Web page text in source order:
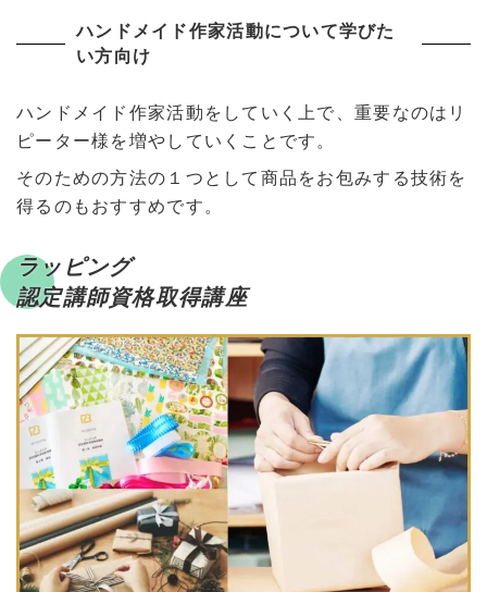
ハンドメイド作家活動について学びた
い方向け
ハンドメイド作家活動をしていく上で、重要なのはリ
ピーター様を増やしていくことです。
そのための方法の１つとして商品をお包みする技術を
得るのもおすすめです。
ラッピング
認定講師資格取得講座